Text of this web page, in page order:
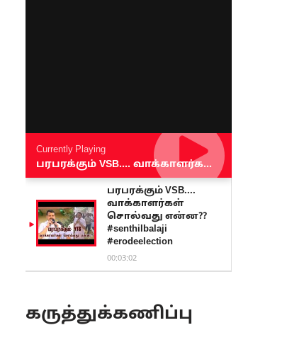
Currently Playing
பரபரக்கும் VSB.... வாக்காளர்கள் சொல்வது என்ன?? #senthilbalaji #erodeelection
பரபரக்கும் VSB....
வாக்காளர்கள்
சொல்வது என்ன??
#senthilbalaji
#erodeelection
00:03:02
கருத்துக்கணிப்பு